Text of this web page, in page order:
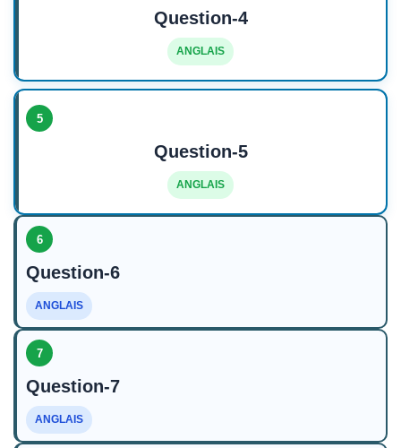
Question-4
ANGLAIS
5
Question-5
ANGLAIS
6
Question-6
ANGLAIS
7
Question-7
ANGLAIS